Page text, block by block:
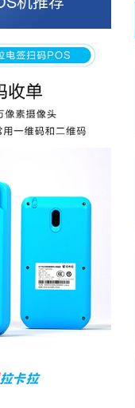
服务好整体比较满意。
荐用的，她之前用了竟
提呃，客服还和我说了
吧。